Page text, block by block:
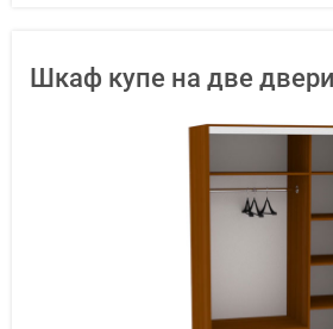
Шкаф купе на две